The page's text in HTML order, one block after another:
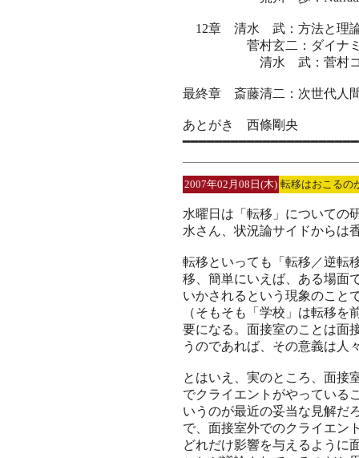
12章 清水 武：方法と理論
菅村玄二：ダイナミッ
清水 武：菅村コメン
最終章 斎藤清二：次世代人
あとがき 西條剛央
2007年02月08日(木) 転移はおこるの
水曜日は「転移」についての
水さん、状況論サイドからは
転移といっても「転移／逆転
移、簡単にいえば、ある場面
いかされるという現象のこと
（そもそも「学校」は転移
要になる。面接室のことは面
うのであれば、その意義は人
とはいえ、実のところ、面接
でクライエントがやっている
いうのが最近の妥当な見解だ
で、面接室外でのクライエン
どれだけ影響を与えるように